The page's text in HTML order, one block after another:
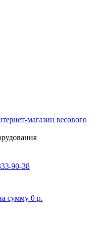
90-38
сумму 0 р.